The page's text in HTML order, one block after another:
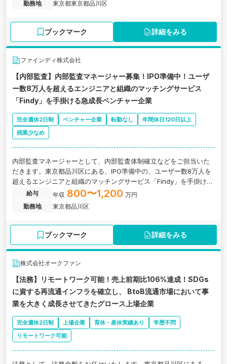
勤務地
東京都東京都品川区
ブックマーク 詳細をみる
ファインディ株式会社
【内部監査】内部監査マネージャー募集！IPO準備中！ユーザ
ー数8万人を超えるエンジニアと組織のマッチングサービス
「Findy」を手掛ける急成長ベンチャー企業
完全週休2日制 ベンチャー企業 転勤なし
年間休日120日以上
残業少なめ
内部監査マネージャーとして、内部監査体制確立などをご担当いた
だきます。東京都品川区にある、IPO準備中の、ユーザー数8万人を
超えるエンジニアと組織のマッチングサービス「Findy」を手掛ける
急成長ベンチャー企業の求人です。
給与 年収 800〜1,200 万円
勤務地
東京都品川区
ブックマーク 詳細をみる
株式会社オークファン
【法務】リモートワーク可能！売上前期比106%達成！SDGs
に資する再流通インフラを確立し、 BtoB流通市場において事
業を大きく成長させてきたグロース上場企業
完全週休2日制 上場企業 育休・産休実績あり
学歴不問
リモートワーク可能